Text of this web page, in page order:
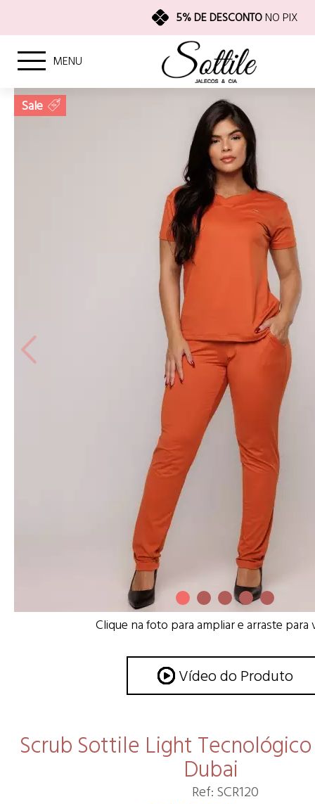
5% DE DESCONTONO PIX
MENU
Sale
Clique na foto para ampliar e arraste para
Vídeo do Produto
Scrub Sottile Light
Dubai
Ref: SCR120